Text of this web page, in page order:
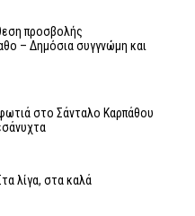
προσβολής
– Δημόσια συγγνώμη και
στο Σάνταλο Καρπάθου
λίγα, στα καλά